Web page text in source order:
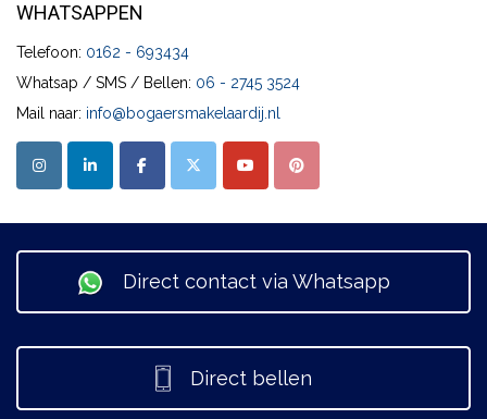
WHATSAPPEN
Telefoon: 0162 - 693434
Whatsap / SMS / Bellen: 06 - 2745 3524
Mail naar: info@bogaersmakelaardij.nl
Direct contact via Whatsapp
Direct bellen